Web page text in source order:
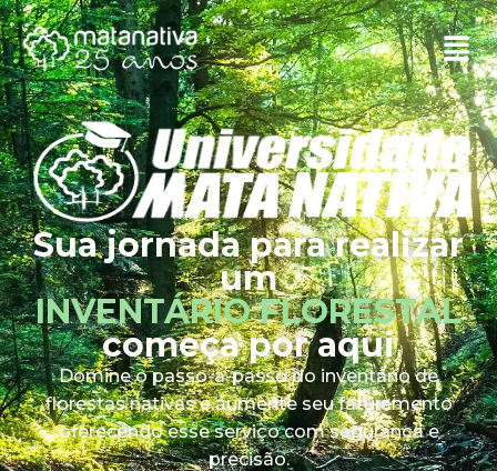
Sua jornada para realizar
um
INVENTÁRIO FLORESTAL
começa por aqui
Domine o passo-a-passo do inventário de
florestas nativas e aumente seu faturamento
oferecendo esse serviço com segurança e
precisão.